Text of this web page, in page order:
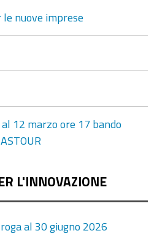
le nuove imprese
12 marzo ore 17 bando
L'INNOVAZIONE
al 30 giugno 2026